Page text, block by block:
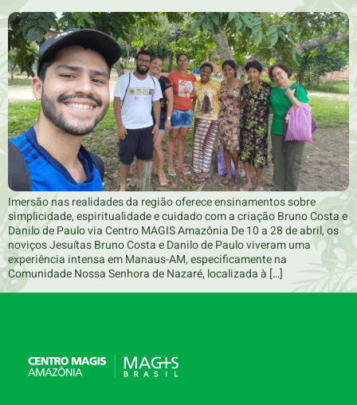
Imersão nas realidades da região oferece ensinamentos sobre
simplicidade, espiritualidade e cuidado com a criação Bruno Costa e
Danilo de Paulo via Centro MAGIS Amazônia De 10 a 28 de abril, os
noviços Jesuítas Bruno Costa e Danilo de Paulo viveram uma
experiência intensa em Manaus-AM, especificamente na
Comunidade Nossa Senhora de Nazaré, localizada à […]